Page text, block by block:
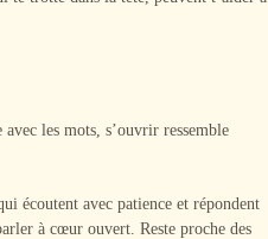
les mots, s’ouvrir ressemble
écoutent avec patience et répondent
à cœur ouvert. Reste proche des